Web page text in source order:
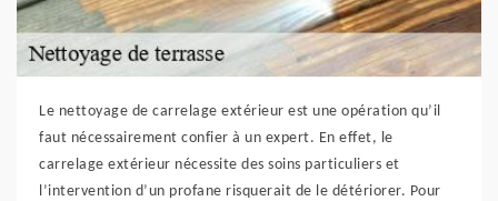
Le nettoyage de carrelage extérieur est une opération qu’il
faut nécessairement confier à un expert. En effet, le
carrelage extérieur nécessite des soins particuliers et
l’intervention d’un profane risquerait de le détériorer. Pour